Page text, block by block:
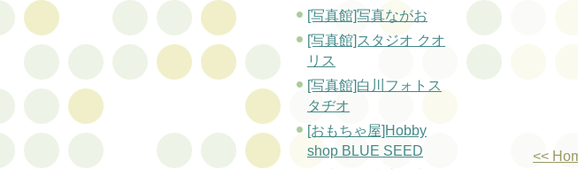
<<
[写真館]写真ながお
[写真館]スタジオ クオ
リス
[写真館]白川フォトス
タヂオ
[おもちゃ屋]Hobby
shop BLUE SEED